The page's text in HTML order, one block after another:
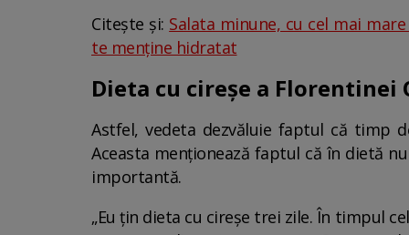
Citește și: Salata minune, cu cel mai
te menține hidratat
Dieta cu cireșe a Florentinei
Astfel, vedeta dezvăluie faptul că timp
Aceasta menționează faptul că în dietă
importantă.
„Eu țin dieta cu cireșe trei zile. În timpul